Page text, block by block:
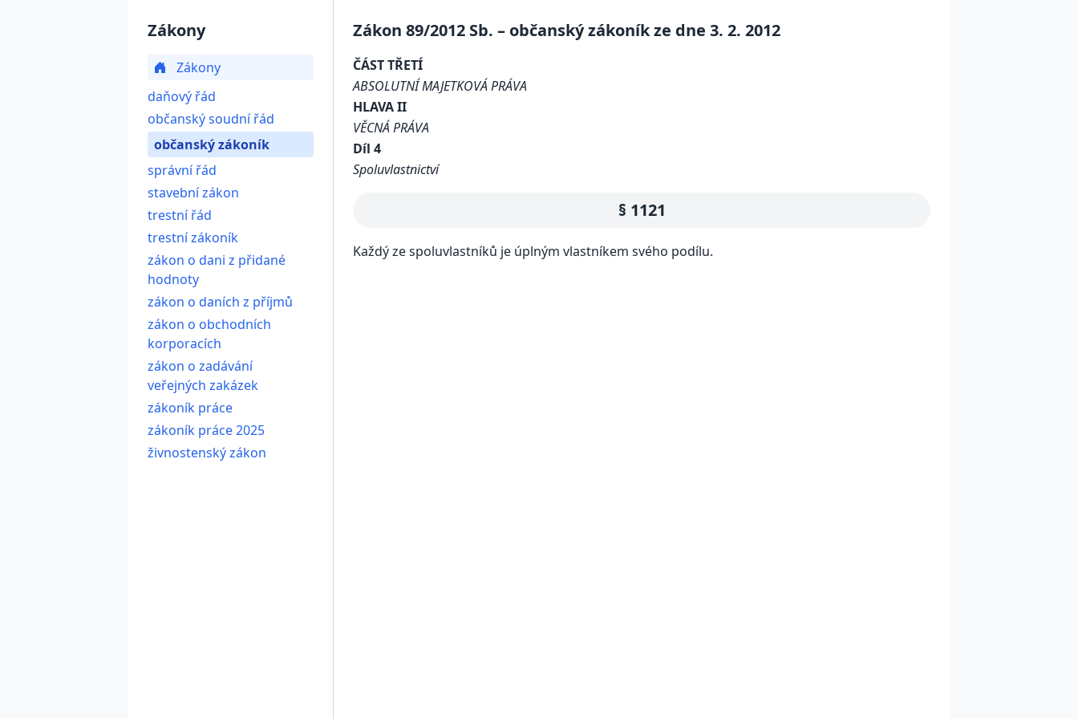
Zákony
Zákony
daňový řád
občanský soudní řád
občanský zákoník
správní řád
stavební zákon
trestní řád
trestní zákoník
zákon o dani z přidané
hodnoty
zákon o daních z příjmů
zákon o obchodních
korporacích
zákon o zadávání
veřejných zakázek
zákoník práce
zákoník práce 2025
živnostenský zákon
Zákon 89/2012 Sb. – občanský zákoník ze dne 3. 2. 2012
ČÁST TŘETÍ
ABSOLUTNÍ MAJETKOVÁ PRÁVA
HLAVA II
VĚCNÁ PRÁVA
Díl 4
Spoluvlastnictví
§ 1121
Každý ze spoluvlastníků je úplným vlastníkem svého podílu.